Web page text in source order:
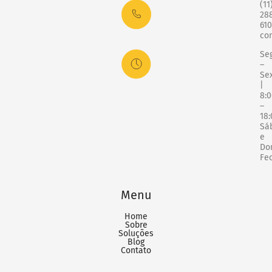
–
–
e
Menu
Home
Sobre
Soluções
Blog
Contato